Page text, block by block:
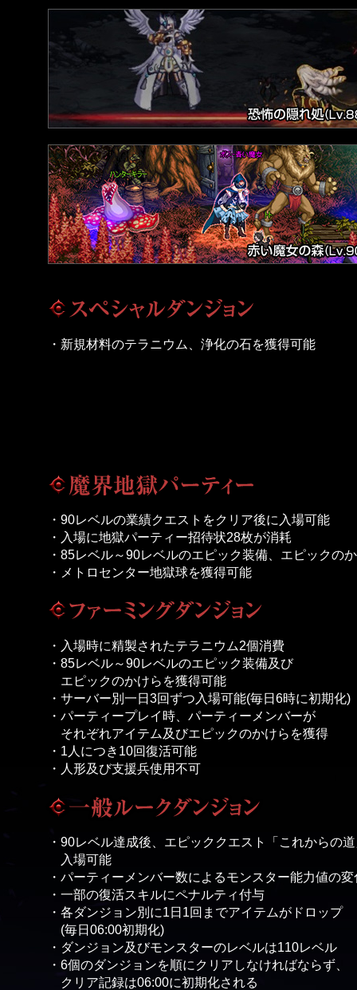
・新規材料のテラニウム、浄化の石を獲得可能
・90レベルの業績クエストをクリア後に入場可能
・入場に地獄パーティー招待状28枚が消耗
・85レベル～90レベルのエピック装備、エピックの
・メトロセンター地獄球を獲得可能
・入場時に精製されたテラニウム2個消費
・85レベル～90レベルのエピック装備及び
エピックのかけらを獲得可能
・サーバー別一日3回ずつ入場可能(毎日6時に初期化)
・パーティープレイ時、パーティーメンバーが
それぞれアイテム及びエピックのかけらを獲得
・1人につき10回復活可能
・人形及び支援兵使用不可
・90レベル達成後、エピッククエスト「これからの
入場可能
・パーティーメンバー数によるモンスター能力値の
・一部の復活スキルにペナルティ付与
・各ダンジョン別に1日1回までアイテムがドロップ
(毎日06:00初期化)
・ダンジョン及びモンスターのレベルは110レベル
・6個のダンジョンを順にクリアしなければならず、
クリア記録は06:00に初期化される